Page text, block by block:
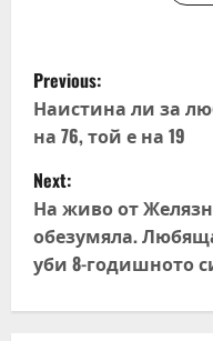
P
o
s
t
n
a
Previous:
Наистина ли за
на 76, той е на 19
Next:
На живо от
обезумяла.
уби 8-годишното